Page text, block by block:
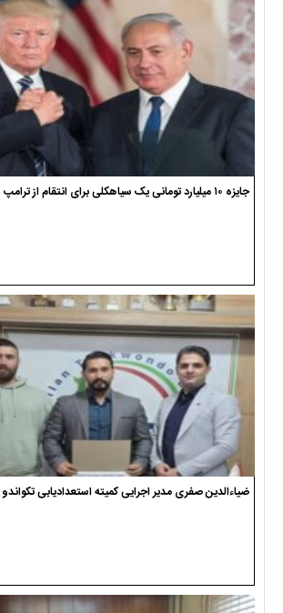
جایزه ۱۰ میلیارد تومانی یک سیاهکلی برای انتقام از ترامپ و نتانیاهو
ضیاءالدین صفری مدیر اجرایی کمیته استعدادیابی